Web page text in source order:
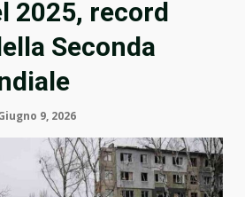
2025, record
Seconda
9, 2026